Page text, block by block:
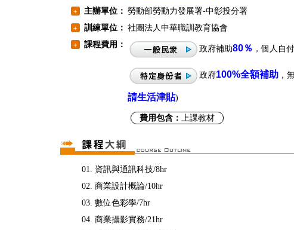
+ 主辦單位： 勞動部勞動力發展署-中彰投分署
+ 訓練單位： 社團法人中華職訓教育協會
+ 課程費用： 政府補助80％ ，個人自
政府100%全額補助 ，
請生活津貼)
費用包含： 上課教材
01. 資訊與通訊科技/8hr
02. 商業設計概論/10hr
03. 數位色彩學/7hr
04. 商業攝影實務/21hr